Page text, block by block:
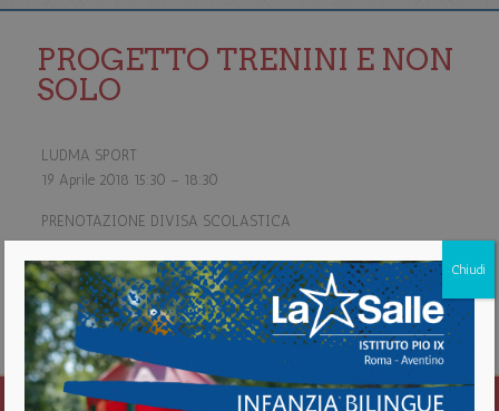
PROGETTO TRENINI E NON
SOLO
LUDMA SPORT
19 Aprile 2018 15:30 – 18:30
PRENOTAZIONE DIVISA SCOLASTICA
CLASSI QUINTA a. s. 2018/2019
about LUDMA SPORT
Vedi il calendario completo
Chiudi